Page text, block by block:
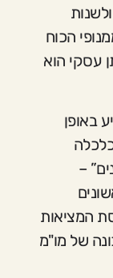
הכוח
עסקי הוא
באופן
–
המציאות
של מו"מ